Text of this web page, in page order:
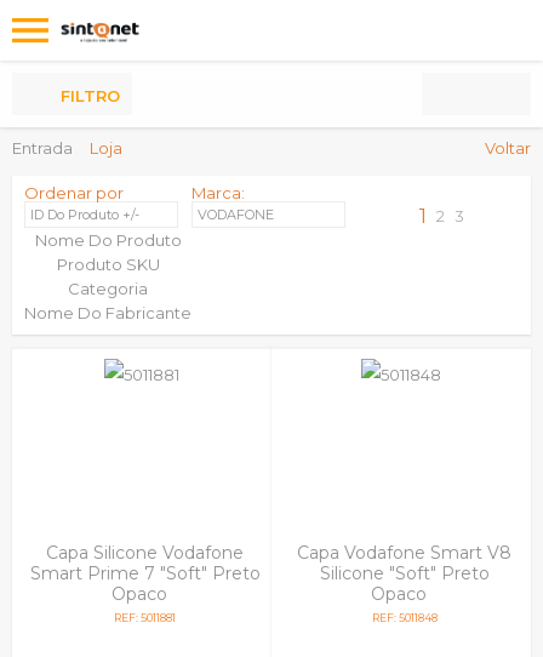
Entrada Loja Voltar
FILTRO
Ordenar por
ID Do Produto +/-
Nome Do Produto
Produto SKU
Categoria
Nome Do Fabricante
Marca:
VODAFONE 1 2 3
Capa Silicone Vodafone
Smart Prime 7 "Soft" Preto
Opaco
REF: 5011881
Capa Vodafone Smart V8
Silicone "Soft" Preto
Opaco
REF: 5011848